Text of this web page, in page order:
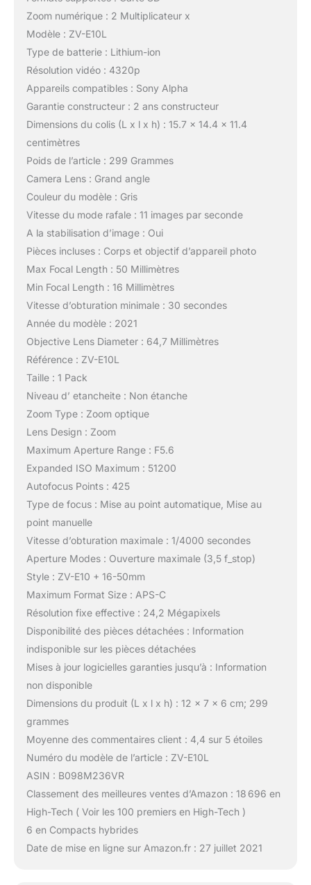
Zoom numérique : 2 Multiplicateur x
Modèle : ZV-E10L
Type de batterie : Lithium-ion
Résolution vidéo : 4320p
Appareils compatibles : Sony Alpha
Garantie constructeur : 2 ans constructeur
Dimensions du colis (L x l x h) : 15.7 x 14.4 x 11.4
centimètres
Poids de l’article : 299 Grammes
Camera Lens : Grand angle
Couleur du modèle : Gris
Vitesse du mode rafale : 11 images par seconde
A la stabilisation d’image : Oui
Pièces incluses : Corps et objectif d’appareil photo
Max Focal Length : 50 Millimètres
Min Focal Length : 16 Millimètres
Vitesse d’obturation minimale : 30 secondes
Année du modèle : 2021
Objective Lens Diameter : 64,7 Millimètres
Référence : ZV-E10L
Taille : 1 Pack
Niveau d’ etancheite : Non étanche
Zoom Type : Zoom optique
Lens Design : Zoom
Maximum Aperture Range : F5.6
Expanded ISO Maximum : 51200
Autofocus Points : 425
Type de focus : Mise au point automatique, Mise au
point manuelle
Vitesse d’obturation maximale : 1/4000 secondes
Aperture Modes : Ouverture maximale (3,5 f_stop)
Style : ZV-E10 + 16-50mm
Maximum Format Size : APS-C
Résolution fixe effective : 24,2 Mégapixels
Disponibilité des pièces détachées : Information
indisponible sur les pièces détachées
Mises à jour logicielles garanties jusqu’à : Information
non disponible
Dimensions du produit (L x l x h) : 12 x 7 x 6 cm; 299
grammes
Moyenne des commentaires client : 4,4 sur 5 étoiles
Numéro du modèle de l’article : ZV-E10L
ASIN : B098M236VR
Classement des meilleures ventes d’Amazon : 18 696 en
High-Tech ( Voir les 100 premiers en High-Tech )
6 en Compacts hybrides
Date de mise en ligne sur Amazon.fr : 27 juillet 2021